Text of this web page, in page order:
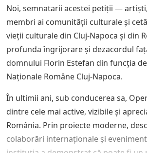
Noi, semnatarii acestei petiții —
membri ai comunității culturale și
vieții culturale din Cluj-Napoca și din
profunda îngrijorare și dezacordul
domnului Florin Estefan din funcția
Naționale Române Cluj-Napoca.
În ultimii ani, sub conducerea sa,
dintre cele mai active, vizibile și
România. Prin proiecte moderne,
colaborări internaționale și